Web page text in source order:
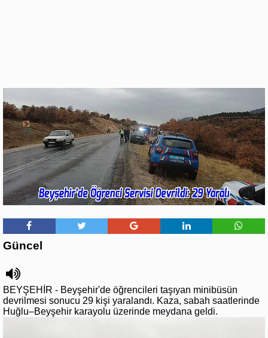
Güncel
BEYŞEHİR - Beyşehir'de öğrencileri taşıyan minibüsün
devrilmesi sonucu 29 kişi yaralandı. Kaza, sabah saatlerinde
Huğlu–Beyşehir karayolu üzerinde meydana geldi.